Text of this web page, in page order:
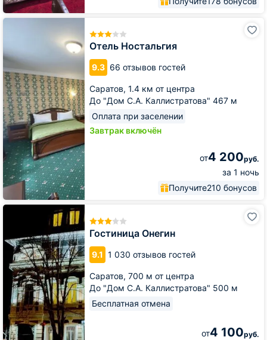
Отель Ностальгия
9.3 66 отзывов гостей
Саратов, 1.4 км от центра
До "Дом С.А. Каллистратова" 467 м
Оплата при заселении
Завтрак включён
от4 200руб.
за 1 ночь
Получите210 бонусов
Отель
Гостиница Онегин
9.1 1 030 отзывов гостей
Саратов, 700 м от центра
До "Дом С.А. Каллистратова" 500 м
Бесплатная отмена
от4 100руб.
Гостиница